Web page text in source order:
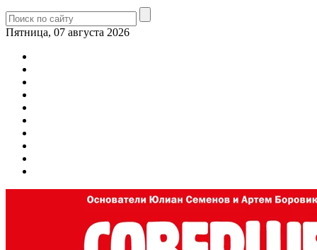
Пятница, 07 августа 2026